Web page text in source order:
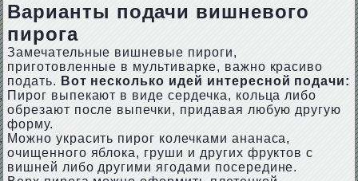
Варианты подачи вишневого
пирога
Замечательные вишневые пироги,
приготовленные в мультиварке, важно красиво
подать. Вот несколько идей интересной подачи:
Пирог выпекают в виде сердечка, кольца либо
обрезают после выпечки, придавая любую другую
форму.
Можно украсить пирог колечками ананаса,
очищенного яблока, груши и других фруктов с
вишней либо другими ягодами посередине.